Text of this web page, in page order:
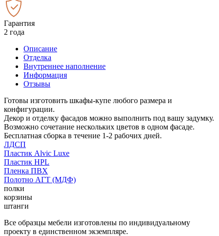
Гарантия
2 года
Описание
Отделка
Внутреннее наполнение
Информация
Отзывы
Готовы изготовить шкафы-купе любого размера и
конфигурации.
Декор и отделку фасадов можно выполнить под вашу задумку.
Возможно сочетание нескольких цветов в одном фасаде.
Бесплатная сборка в течение 1-2 рабочих дней.
ЛДСП
Пластик Alvic Luxe
Пластик HPL
Пленка ПВХ
Полотно АГТ (МДФ)
полки
корзины
штанги
Все образцы мебели изготовлены по индивидуальному
проекту в единственном экземпляре.